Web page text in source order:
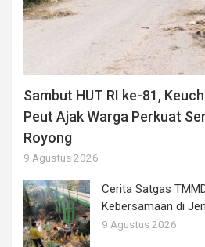
Sambut HUT RI ke-81,
Peut Ajak Warga Perkuat
Royong
9 Agustus 2026
Cerita Satgas
Kebersamaan di
9 Agustus 2026